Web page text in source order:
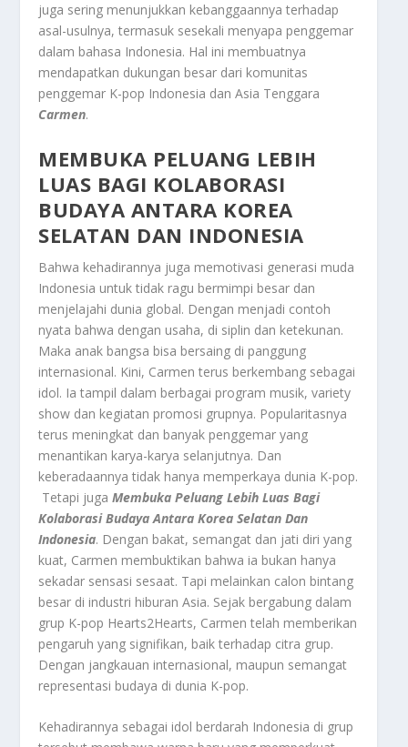
juga sering menunjukkan kebanggaannya terhadap
asal-usulnya, termasuk sesekali menyapa penggemar
dalam bahasa Indonesia. Hal ini membuatnya
mendapatkan dukungan besar dari komunitas
penggemar K-pop Indonesia dan Asia Tenggara
Carmen.
MEMBUKA PELUANG LEBIH
LUAS BAGI KOLABORASI
BUDAYA ANTARA KOREA
SELATAN DAN INDONESIA
Bahwa kehadirannya juga memotivasi generasi muda
Indonesia untuk tidak ragu bermimpi besar dan
menjelajahi dunia global. Dengan menjadi contoh
nyata bahwa dengan usaha, di siplin dan ketekunan.
Maka anak bangsa bisa bersaing di panggung
internasional. Kini, Carmen terus berkembang sebagai
idol. Ia tampil dalam berbagai program musik, variety
show dan kegiatan promosi grupnya. Popularitasnya
terus meningkat dan banyak penggemar yang
menantikan karya-karya selanjutnya. Dan
keberadaannya tidak hanya memperkaya dunia K-pop.
Tetapi jugaMembuka Peluang Lebih Luas Bagi
Kolaborasi Budaya Antara Korea Selatan Dan
Indonesia. Dengan bakat, semangat dan jati diri yang
kuat, Carmen membuktikan bahwa ia bukan hanya
sekadar sensasi sesaat. Tapi melainkan calon bintang
besar di industri hiburan Asia. Sejak bergabung dalam
grup K-pop Hearts2Hearts, Carmen telah memberikan
pengaruh yang signifikan, baik terhadap citra grup.
Dengan jangkauan internasional, maupun semangat
representasi budaya di dunia K-pop.
Kehadirannya sebagai idol berdarah Indonesia di grup